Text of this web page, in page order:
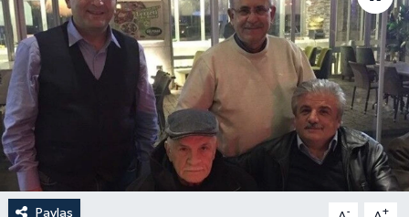
Paylaş - +
Yüksek İstişare Kurulu